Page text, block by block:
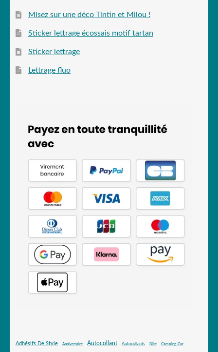
Misez sur une déco Tintin et Milou !
Sticker lettrage écossais motif tartan
Sticker lettrage
Lettrage fluo
Adhésifs De Style Anniversaire Autocollant Autocollants Bike Camping-Car